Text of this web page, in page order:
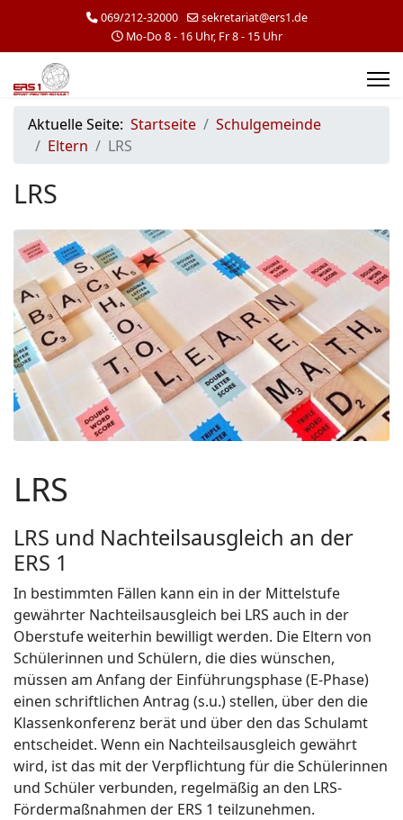
069/212-32000
sekretariat@ers1.de
Mo-Do 8 - 16 Uhr, Fr 8 - 15 Uhr
Aktuelle Seite: Startseite
Schulgemeinde
Eltern
LRS
LRS
LRS
LRS und Nachteilsausgleich an der
ERS 1
In bestimmten Fällen kann ein in der Mittelstufe
gewährter Nachteilsausgleich bei LRS auch in der
Oberstufe weiterhin bewilligt werden. Die Eltern von
Schülerinnen und Schülern, die dies wünschen,
müssen am Anfang der Einführungsphase (E-Phase)
einen schriftlichen Antrag (s.u.) stellen, über den die
Klassenkonferenz berät und über den das Schulamt
entscheidet. Wenn ein Nachteilsausgleich gewährt
wird, ist das mit der Verpflichtung für die Schülerinnen
und Schüler verbunden, regelmäßig an den LRS-
Fördermaßnahmen der ERS 1 teilzunehmen.